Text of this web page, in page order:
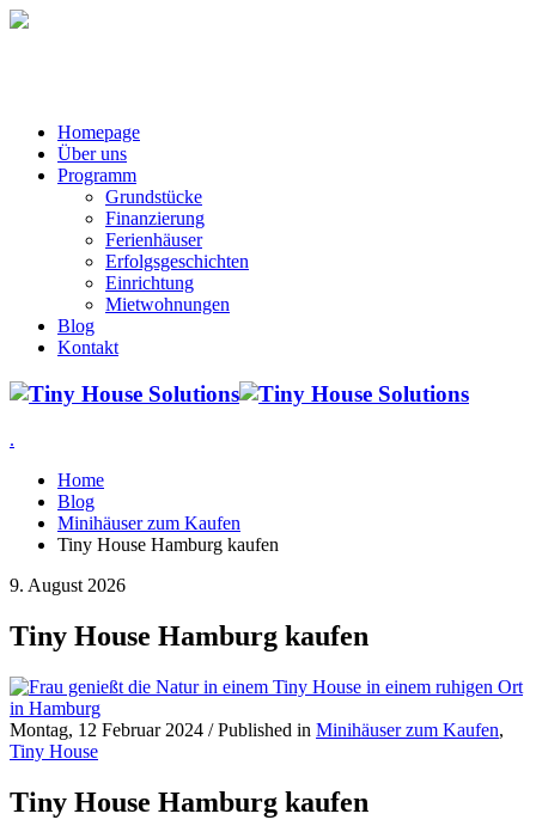
Homepage
Über uns
Programm
Grundstücke
Finanzierung
Ferienhäuser
Erfolgsgeschichten
Einrichtung
Mietwohnungen
Blog
Kontakt
.
Home
Blog
Minihäuser zum Kaufen
Tiny House Hamburg kaufen
9. August 2026
Tiny House Hamburg kaufen
Montag, 12 Februar 2024 /Published in Minihäuser zum Kaufen,
Tiny House
Tiny House Hamburg kaufen